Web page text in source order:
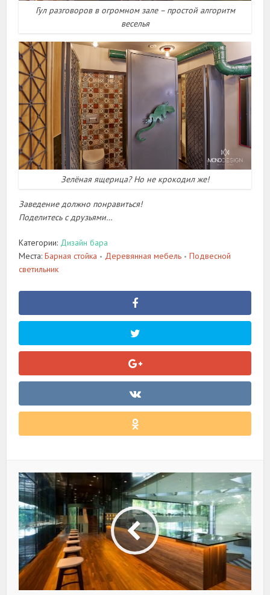
Гул разговоров в огромном зале – простой алгоритм
веселья
Зелёная ящерица? Но не крокодил же!
Заведение должно понравиться!
Поделитесь с друзьями…
Категории: Дизайн бара
Места:Барная стойка • Деревянная мебель • Подвесной
светильник